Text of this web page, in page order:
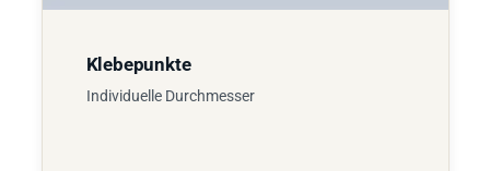
Klebepunkte
Individuelle Durchmesser